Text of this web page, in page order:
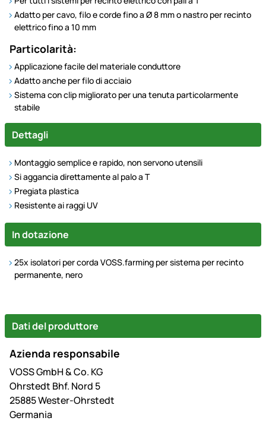
Adatto per cavo, filo e corde fino a Ø 8 mm o nastro per recinto
elettrico fino a 10 mm
Particolarità:
Applicazione facile del materiale conduttore
Adatto anche per filo di acciaio
Sistema con clip migliorato per una tenuta particolarmente
stabile
Dettagli
Montaggio semplice e rapido, non servono utensili
Si aggancia direttamente al palo a T
Pregiata plastica
Resistente ai raggi UV
In dotazione
25x isolatori per corda VOSS.farming per sistema per recinto
permanente, nero
Dati del produttore
Azienda responsabile
VOSS GmbH & Co. KG
Ohrstedt Bhf. Nord 5
25885 Wester-Ohrstedt
Germania